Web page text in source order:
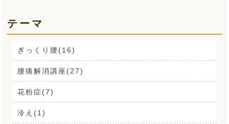
テーマ
ぎっくり腰(16)
腰痛解消講座(27)
花粉症(7)
冷え(1)